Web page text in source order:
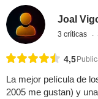
Joal
3 críticas
4,5
La mejor película de
2005 me gustan) y